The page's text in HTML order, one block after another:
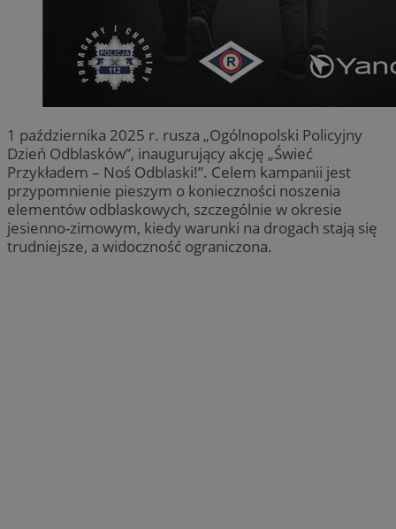
1 października 2025 r. rusza „Ogólnopolski Policyjny
Dzień Odblasków”, inaugurujący akcję „Świeć
Przykładem – Noś Odblaski!”. Celem kampanii jest
przypomnienie pieszym o konieczności noszenia
elementów odblaskowych, szczególnie w okresie
jesienno-zimowym, kiedy warunki na drogach stają się
trudniejsze, a widoczność ograniczona.